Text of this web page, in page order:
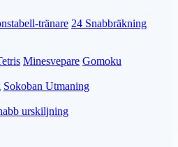
tränare 24 Snabbräkning
Minesvepare Gomoku
Sokoban Utmaning
urskiljning